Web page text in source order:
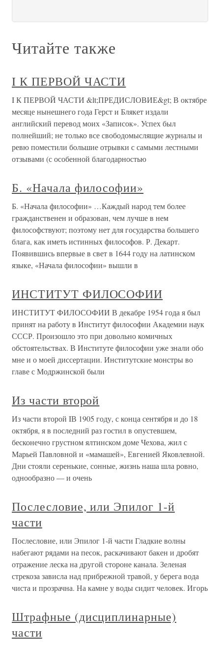
Читайте также
I К ПЕРВОЙ ЧАСТИ
I К ПЕРВОЙ ЧАСТИ &lt;ПРЕДИСЛОВИЕ&gt; В октябре
месяце нынешнего года Герст и Блякет издали
английский перевод моих «Записок». Успех был
полнейший; не только все свободомыслящие журналы и
ревю поместили большие отрывки с самыми лестными
отзывами (с особенной благодарностью
Б. «Начала философии»
Б. «Начала философии» …Каждый народ тем более
гражданственен и образован, чем лучше в нем
философствуют; поэтому нет для государства большего
блага, как иметь истинных философов. Р. Декарт.
Появившись впервые в свет в 1644 году на латинском
языке, «Начала философии» вышли в
ИНСТИТУТ ФИЛОСОФИИ
ИНСТИТУТ ФИЛОСОФИИ В декабре 1954 года я был
принят на работу в Институт философии Академии наук
СССР. Произошло это при довольно комичных
обстоятельствах. В Институте философии уже знали обо
мне и о моей диссертации. Институтские монстры во
главе с Модржинской были
Из части второй
Из части второй IВ 1905 году, с конца сентября и до 18
октября, я в последний раз гостил в опустевшем,
бесконечно грустном ялтинском доме Чехова, жил с
Марьей Павловной и «мамашей», Евгенией Яковлевной.
Дни стояли серенькие, сонные, жизнь наша шла ровно,
однообразно — и очень
Послесловие, или Эпилог 1-й
части
Послесловие, или Эпилог 1-й части Гладкие волны
набегают рядами на песок, раскачивают бакен и дробят
отражение леска на другой стороне канала. Зеленая
стрекоза зависла над прибрежной травой, у берега вода
чиста и прозрачна. На камне у воды сидит человек. Игорь
Штрафные (дисциплинарные)
части